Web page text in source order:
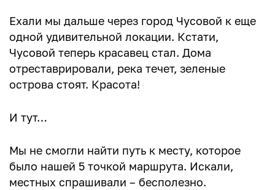
Ехали мы дальше через город Чусовой к еще
одной удивительной локации. Кстати,
Чусовой теперь красавец стал. Дома
отреставрировали, река течет, зеленые
острова стоят. Красота!
И тут…
Мы не смогли найти путь к месту, которое
было нашей 5 точкой маршрута. Искали,
местных спрашивали – бесполезно.